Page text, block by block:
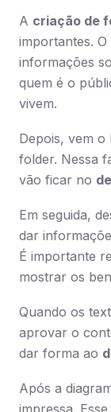
A criação de
importantes.
informações
quem é o
vivem.
Depois, vem
folder. Nessa
vão ficar no
Em seguida,
dar
É importante
mostrar os
Quando os
aprovar o
dar forma ao
Após a
impressa.